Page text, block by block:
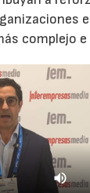
complejo